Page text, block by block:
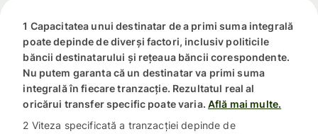
1 Capacitatea unui destinatar de a primi suma integrală
poate depinde de diverși factori, inclusiv politicile
băncii destinatarului și rețeaua băncii corespondente.
Nu putem garanta că un destinatar va primi suma
integrală în fiecare tranzacție. Rezultatul real al
oricărui transfer specific poate varia. Află mai multe.
2 Viteza specificată a tranzacției depinde de